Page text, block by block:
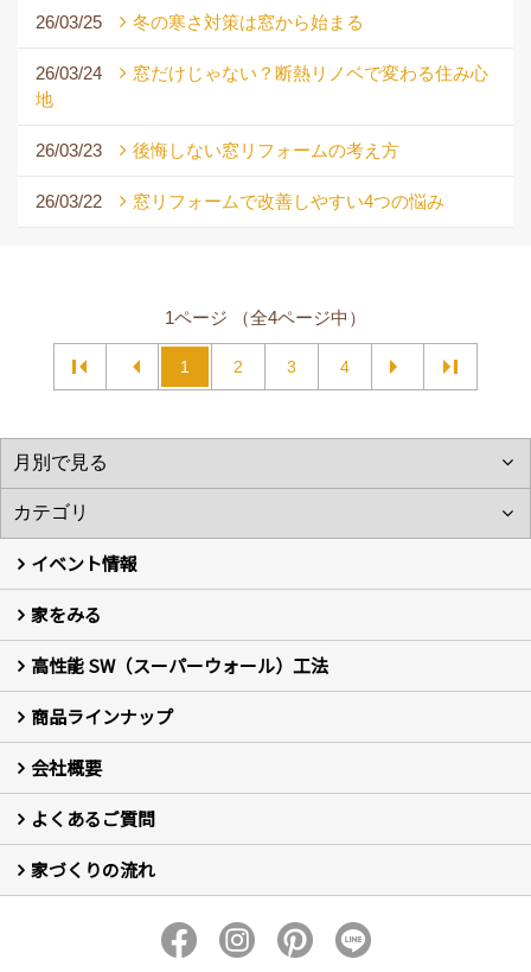
26/03/25 冬の寒さ対策は窓から始まる
26/03/24
窓だけじゃない？断熱リノベで変わる住み心
地
26/03/23 後悔しない窓リフォームの考え方
26/03/22 窓リフォームで改善しやすい4つの悩み
1ページ （全4ページ中）
1 2 3 4
イベント情報
イベント予告
イベント報告
家をみる
フォトギャラリー
現場レポート
お客様の声
高性能 SW（スーパーウォール）工法
新築住宅の制振SW工法
セミ新築のSW工法（断熱リノベーション）
商品ラインナップ
セミ新築 (商標登録第6729704号) Hi・da・ma・ri の家
完全自由設計 注文住宅
自然素材の家 注文住宅
T-CLASS-北欧風セレクト住宅
会社概要
はじめての方 社長の想い
会社の歴史・陽だまりハウスの意味とは？
スタッフ紹介
スタッフブログ
会社情報
アクセス
会社紹介の動画
プライバシーポリシー
よくあるご質問
新築について (10)
リフォームについて (2)
家づくりの流れ